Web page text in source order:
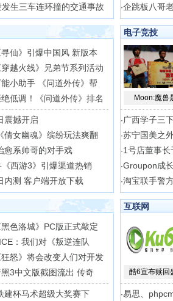
生三车连环撞的交通事故 ·企跳板八哥
寻仙》引爆中国风 新版本
穿越火线》兄弟节系列活动
小助手 《问道外传》帮
低调！《问道外传》排名
震撼开启
倩女幽魂》缤纷玩法爽翻
愈系帅哥的对手戏
西游3》引爆渠道热销
内测 客户端开放下载
电子竞技
Moon:魔兽
· 广西学子三
·苏宁国美之
·1号店董事
·Groupon成
·淘宝联手警
黑色洛城》PC版正式敲定
：我们对《叛逆连队
狂怒》将会改变人们对开发
3中文版截图流出 传奇
建杯马术超级大奖赛下
互联网
酷6宣布赎回
·易思、